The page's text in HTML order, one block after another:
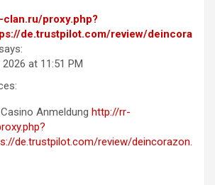
proxy.php?
de.trustpilot.com/review/deincora
says:
at 11:51 PM
Anmeldung http://rr-
de.trustpilot.com/review/deincorazon.